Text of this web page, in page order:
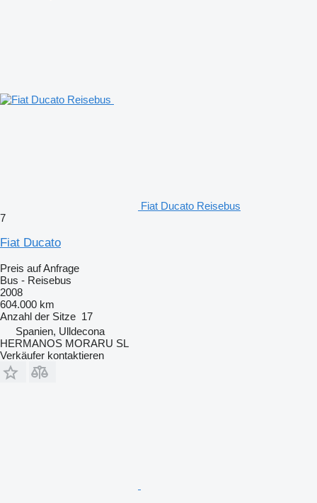
Fiat Ducato Reisebus
7
Fiat Ducato
Preis auf Anfrage
Bus - Reisebus
2008
604.000 km
Anzahl der Sitze 17
Spanien, Ulldecona
HERMANOS MORARU SL
Verkäufer kontaktieren